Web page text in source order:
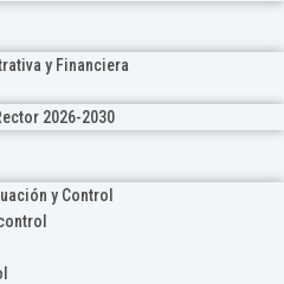
y Financiera
2026-2030
y Control